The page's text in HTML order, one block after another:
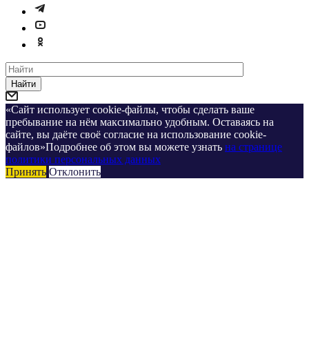
Найти
«Сайт использует cookie-файлы, чтобы сделать ваше
пребывание на нём максимально удобным. Оставаясь на
сайте, вы даёте своё согласие на использование cookie-
файлов»Подробнее об этом вы можете узнать на странице
политики персональных данных
Принять Отклонить